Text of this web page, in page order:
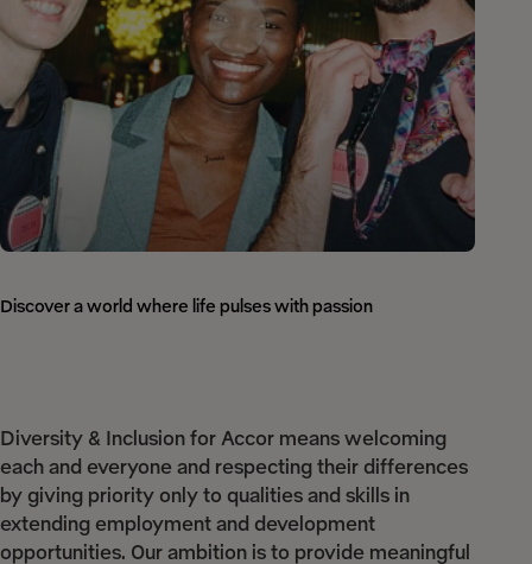
Discover a world where life pulses with passion
Diversity & Inclusion for Accor means welcoming
each and everyone and respecting their differences
by giving priority only to qualities and skills in
extending employment and development
opportunities. Our ambition is to provide meaningful